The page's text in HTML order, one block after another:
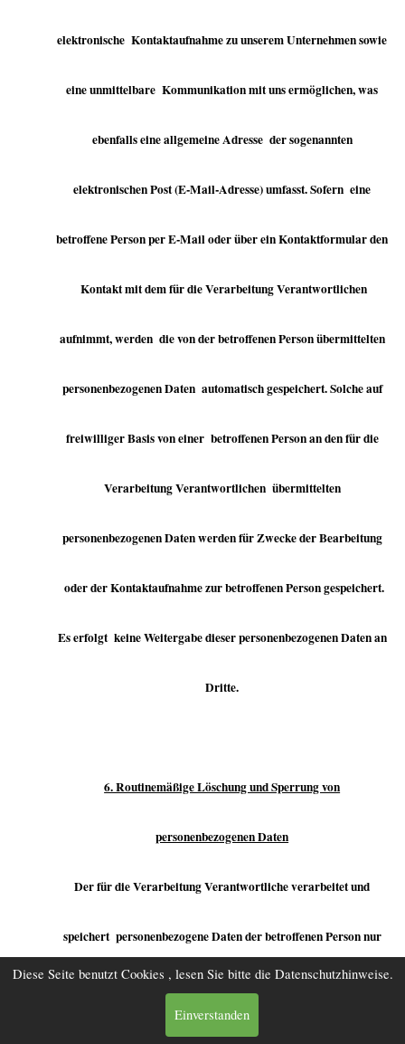
elektronische Kontaktaufnahme zu unserem Unternehmen sowie
eine unmittelbare Kommunikation mit uns ermöglichen, was
ebenfalls eine allgemeine Adresse der sogenannten
elektronischen Post (E-Mail-Adresse) umfasst. Sofern eine
betroffene Person per E-Mail oder über ein Kontaktformular den
Kontakt mit dem für die Verarbeitung Verantwortlichen
aufnimmt, werden die von der betroffenen Person übermittelten
personenbezogenen Daten automatisch gespeichert. Solche auf
freiwilliger Basis von einer betroffenen Person an den für die
Verarbeitung Verantwortlichen übermittelten
personenbezogenen Daten werden für Zwecke der Bearbeitung
oder der Kontaktaufnahme zur betroffenen Person gespeichert.
Es erfolgt keine Weitergabe dieser personenbezogenen Daten an
Dritte.
6. Routinemäßige Löschung und Sperrung von
personenbezogenen Daten
Der für die Verarbeitung Verantwortliche verarbeitet und
speichert personenbezogene Daten der betroffenen Person nur
für den Zeitraum, der zur Erreichung des Speicherungszwecks
erforderlich ist oder sofern dies durch den Europäischen
Diese Seite benutzt Cookies , lesen Sie bitte die Datenschutzhinweise.
Einverstanden